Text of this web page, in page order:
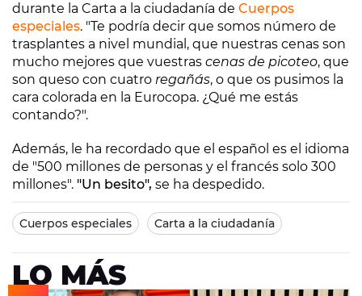
durante la Carta a la ciudadanía de Cuerpos
especiales. "Te podría decir que somos número de
trasplantes a nivel mundial, que nuestras cenas son
mucho mejores que vuestras cenas de picoteo, que
son queso con cuatro regañás, o que os pusimos la
cara colorada en la Eurocopa. ¿Qué me estás
contando?".
Además, le ha recordado que el español es el idioma
de "500 millones de personas y el francés solo 300
millones". "Un besito", se ha despedido.
Cuerpos especiales Carta a la ciudadanía
LO MÁS